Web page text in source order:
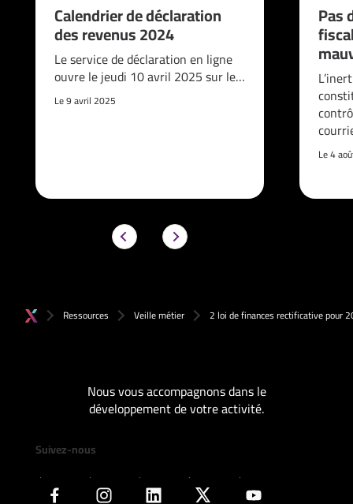
Calendrier de déclaration
des revenus 2024
Le service de déclaration en ligne
ouvre le jeudi 10 avril 2025 sur le…
Le 9 avril 2025
Pas
Le 4
Ressources Veille métier 2 loi de finances rectificative pour
Nous vous accompagnons dans le
développement de votre activité.
Suivez-nous